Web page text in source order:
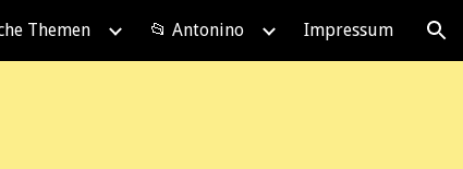
Themen 📂 Antonino Impressum